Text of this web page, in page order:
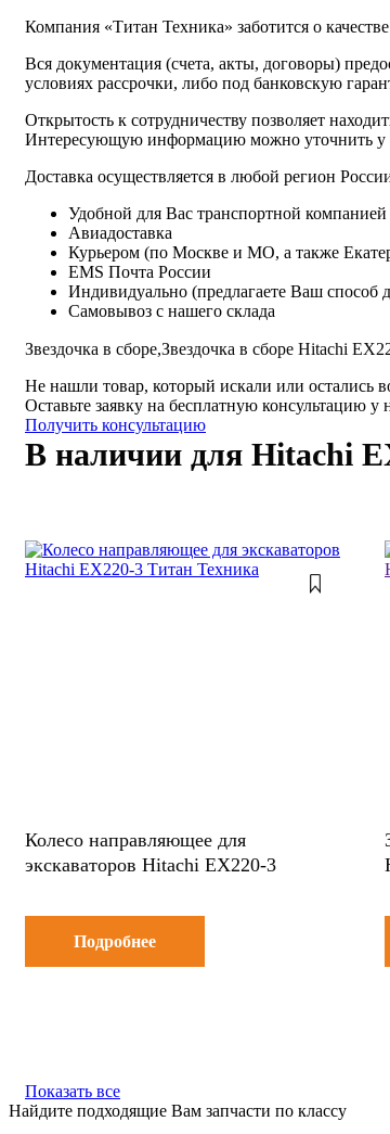
Компания «Титан Техника» заботится о
Вся документация (счета, акты, договоры)
условиях рассрочки, либо под банковскую
Открытость к сотрудничеству позволяет
Интересующую информацию можно уточнить у
Доставка осуществляется в любой регион
Удобной для Вас транспортной
Авиадоставка
Курьером (по Москве и МО, а также
EMS Почта России
Индивидуально (предлагаете Ваш способ
Самовывоз с нашего склада
Звездочка в сборе,Звездочка в сборе Hitachi
Не нашли товар, который искали или остались
Оставьте заявку на бесплатную консультацию у
Получить консультацию
В наличии для Hitachi
Колесо направляющее для
экскаваторов Hitachi EX220-3
Подробнее
Показать все
Найдите подходящие Вам запчасти по классу